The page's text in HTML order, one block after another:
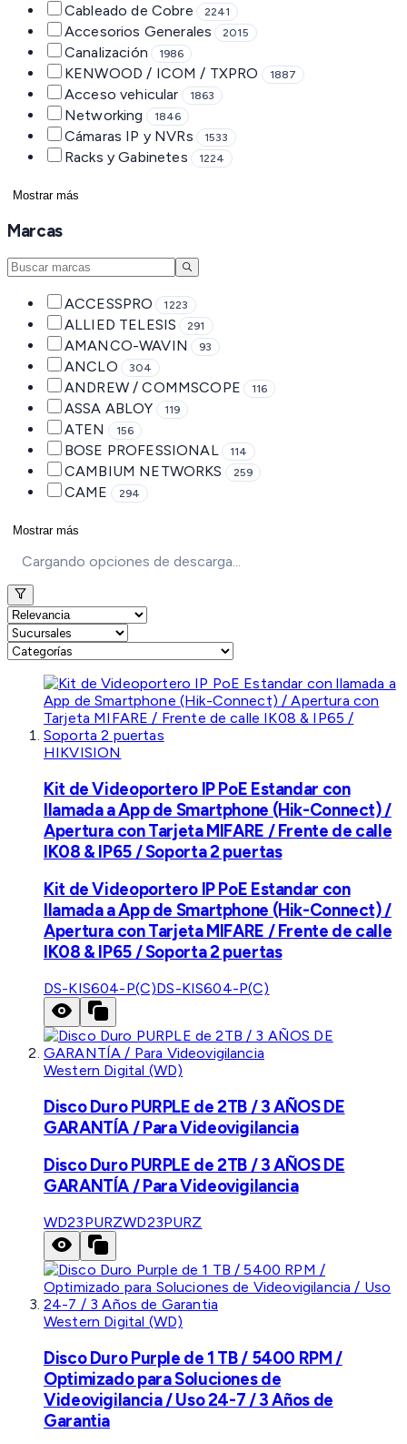
Cableado de Cobre 2241
Accesorios Generales 2015
Canalización 1986
KENWOOD / ICOM / TXPRO 1887
Acceso vehicular 1863
Networking 1846
Cámaras IP y NVRs 1533
Racks y Gabinetes 1224
Mostrar más
Marcas
ACCESSPRO 1223
ALLIED TELESIS 291
AMANCO-WAVIN 93
ANCLO 304
ANDREW / COMMSCOPE 116
ASSA ABLOY 119
ATEN 156
BOSE PROFESSIONAL 114
CAMBIUM NETWORKS 259
CAME 294
Mostrar más
Cargando opciones de descarga...
HIKVISION
Kit de Videoportero IP PoE Estandar con
llamada a App de Smartphone (Hik-Connect) /
Apertura con Tarjeta MIFARE / Frente de calle
IK08 & IP65 / Soporta 2 puertas
Kit de Videoportero IP PoE Estandar con
llamada a App de Smartphone (Hik-Connect) /
Apertura con Tarjeta MIFARE / Frente de calle
IK08 & IP65 / Soporta 2 puertas
DS-KIS604-P(C)DS-KIS604-P(C)
Western Digital (WD)
Disco Duro PURPLE de 2TB / 3 AÑOS DE
GARANTÍA / Para Videovigilancia
Disco Duro PURPLE de 2TB / 3 AÑOS DE
GARANTÍA / Para Videovigilancia
WD23PURZWD23PURZ
Western Digital (WD)
Disco Duro Purple de 1 TB / 5400 RPM /
Optimizado para Soluciones de
Videovigilancia / Uso 24-7 / 3 Años de
Garantia